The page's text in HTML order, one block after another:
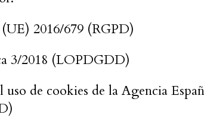
2016/679 (RGPD)
3/2018 (LOPDGDD)
uso de cookies de la Agencia